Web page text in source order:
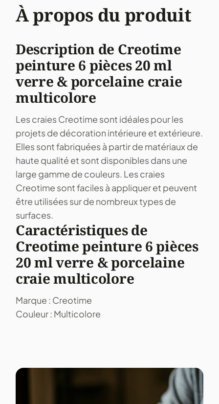
À propos du produit
Description de Creotime
peinture 6 pièces 20 ml
verre & porcelaine craie
multicolore
Les craies Creotime sont idéales pour les
projets de décoration intérieure et extérieure.
Elles sont fabriquées à partir de matériaux de
haute qualité et sont disponibles dans une
large gamme de couleurs. Les craies
Creotime sont faciles à appliquer et peuvent
être utilisées sur de nombreux types de
surfaces.
Caractéristiques de
Creotime peinture 6 pièces
20 ml verre & porcelaine
craie multicolore
Marque : Creotime
Couleur : Multicolore